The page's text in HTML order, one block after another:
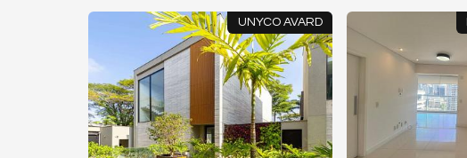
UNYCO AVARD